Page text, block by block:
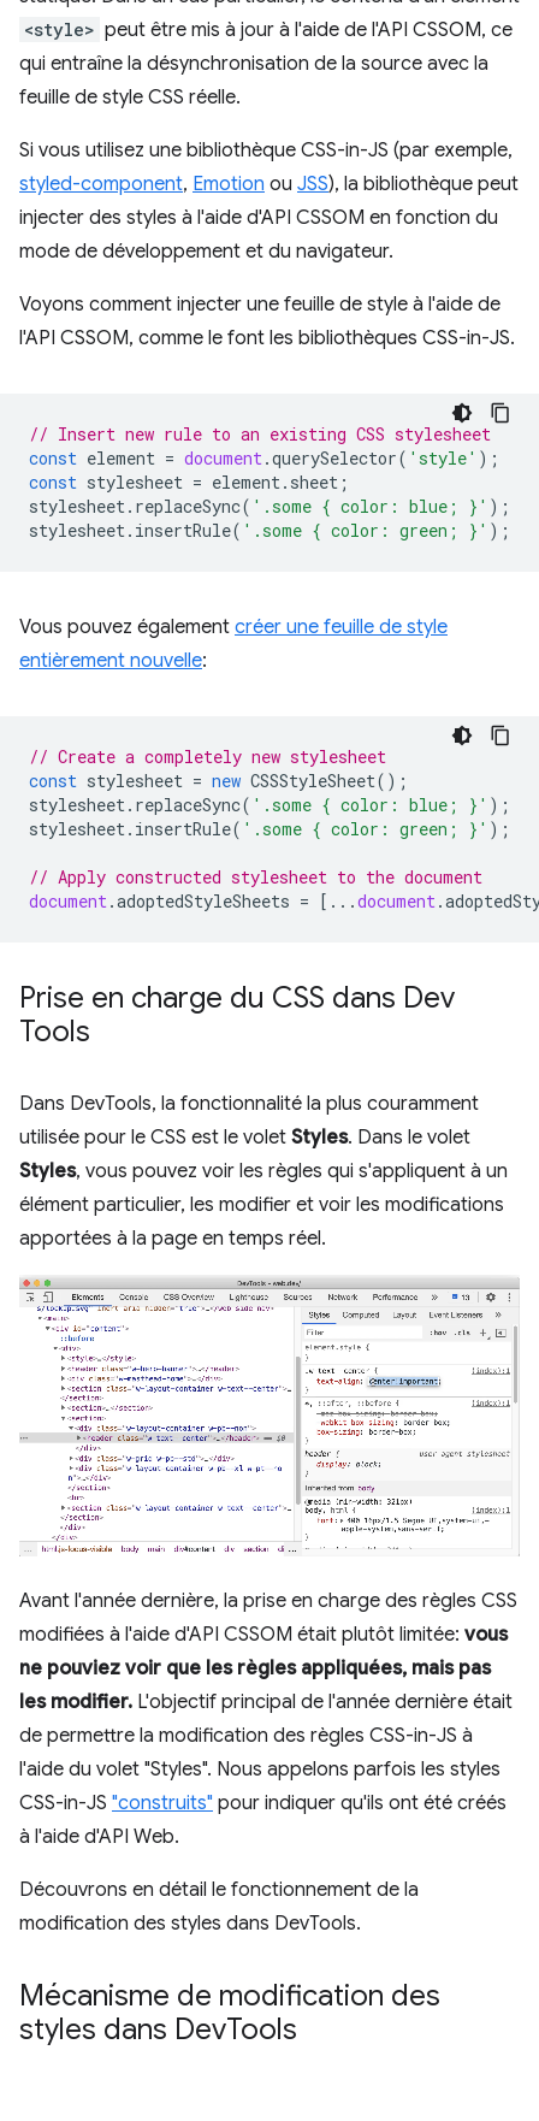
<style> peut être mis à jour à l'aide de l'API CSSOM, ce
qui entraîne la désynchronisation de la source avec la
feuille de style CSS réelle.
Si vous utilisez une bibliothèque CSS-in-JS (par exemple,
styled-component, Emotion ou JSS), la bibliothèque peut
injecter des styles à l'aide d'API CSSOM en fonction du
mode de développement et du navigateur.
Voyons comment injecter une feuille de style à l'aide de
l'API CSSOM, comme le font les bibliothèques CSS-in-JS.
// Insert new rule to an existing CSS stylesheet
const element = document.querySelector( 'style' );
const stylesheet = element. sheet ;
stylesheet. replaceSync( '.some { color: blue; }' );
stylesheet. insertRule( '.some { color: green; }' );
Vous pouvez également créer une feuille de style
entièrement nouvelle:
// Create a completely new stylesheet
const stylesheet = new CSSStyleSheet();
stylesheet. replaceSync( '.some { color: blue; }' );
stylesheet. insertRule( '.some { color: green; }' );
// Apply constructed stylesheet to the document
document.adoptedStyleSheets = [...document.
Prise en charge du CSS dans Dev
Tools
Dans DevTools, la fonctionnalité la plus couramment
utilisée pour le CSS est le volet Styles. Dans le volet
Styles, vous pouvez voir les règles qui s'appliquent à un
élément particulier, les modifier et voir les modifications
apportées à la page en temps réel.
Avant l'année dernière, la prise en charge des règles CSS
modifiées à l'aide d'API CSSOM était plutôt limitée: vous
ne pouviez voir que les règles appliquées, mais pas
les modifier. L'objectif principal de l'année dernière était
de permettre la modification des règles CSS-in-JS à
l'aide du volet "Styles". Nous appelons parfois les styles
CSS-in-JS "construits" pour indiquer qu'ils ont été créés
à l'aide d'API Web.
Découvrons en détail le fonctionnement de la
modification des styles dans DevTools.
Mécanisme de modification des
styles dans DevTools